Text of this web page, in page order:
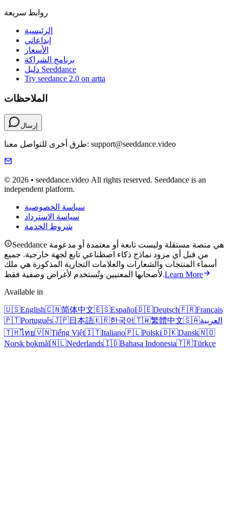
روابط سريعة
الرئيسية
إبداعاتي
الأسعار
برنامج الشراكة
دليل Seeddance
Try seedance 2.0 on artta
الملاحظات
إرسال
طرق أخرى للتواصل معنا: support@seeddance.video
© 2026 • seeddance.video All rights reserved. Seeddance is an
independent platform.
سياسة الخصوصية
سياسة الاسترداد
شروط الخدمة
Seeddance هي منصة مستقلة وليست تابعة أو معتمدة أو مدعومة
من قبل أي مزود نماذج ذكاء اصطناعي تابع لجهة خارجية. جميع
أسماء المنتجات والشعارات والعلامات التجارية المذكورة هي ملك
لأصحابها المعنيين وتُستخدم لأغراض وصفية فقط.Learn More
Available in
🇺🇸English🇨🇳简体中文🇪🇸Español🇩🇪Deutsch🇫🇷Français
🇵🇹Português🇯🇵日本語🇰🇷한국어🇹🇼繁體中文🇸🇦العربية
🇹🇭ไทย🇻🇳Tiếng Việt🇮🇹Italiano🇵🇱Polski🇩🇰Dansk🇳🇴
Norsk bokmål🇳🇱Nederlands🇮🇩Bahasa Indonesia🇹🇷Türkçe